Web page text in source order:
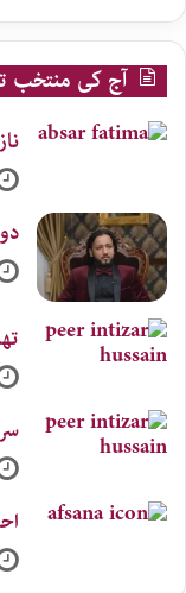
آج کی منتخب